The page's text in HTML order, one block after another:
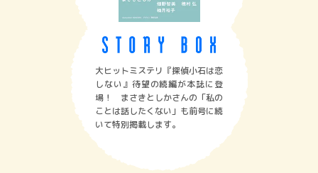
大ヒットミステリ『探偵小石は恋
しない』待望の続編が本誌に登
場！ まさきとしかさんの「私の
ことは話したくない」も前号に続
いて特別掲載します。